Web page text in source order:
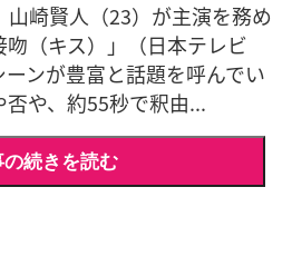
崎賢人（23）が主演を務め
（キス）」（日本テレビ
ンが豊富と話題を呼んでい
や、約55秒で釈由...
の続きを読む